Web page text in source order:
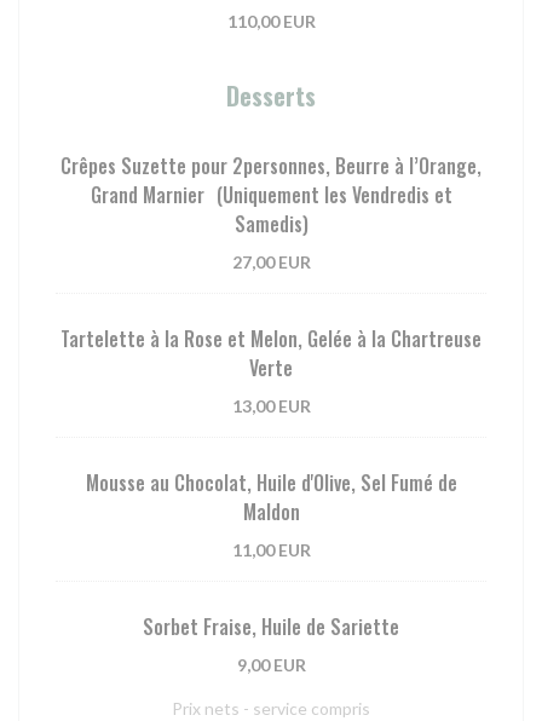
110,00 EUR
Desserts
Crêpes Suzette pour 2personnes, Beurre à l’Orange,
Grand Marnier (Uniquement les Vendredis et
Samedis)
27,00 EUR
Tartelette à la Rose et Melon, Gelée à la Chartreuse
Verte
13,00 EUR
Mousse au Chocolat, Huile d'Olive, Sel Fumé de
Maldon
11,00 EUR
Sorbet Fraise, Huile de Sariette
9,00 EUR
Prix nets - service compris